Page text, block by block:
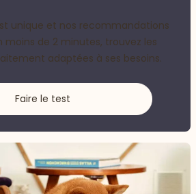
unique et nos recommandations
moins de 2 minutes, trouvez les
adaptées à ses besoins.
Faire le test